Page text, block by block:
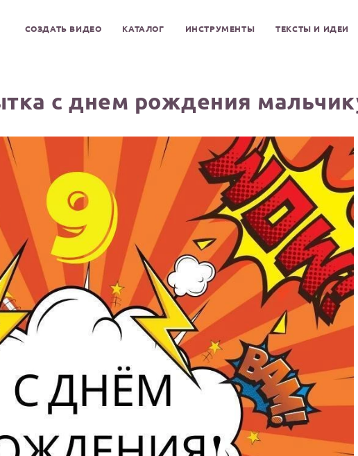
СОЗДАТЬ ВИДЕО КАТАЛОГ ИНСТРУМЕНТЫ ТЕКСТЫ И ИДЕИ
с днем рождения